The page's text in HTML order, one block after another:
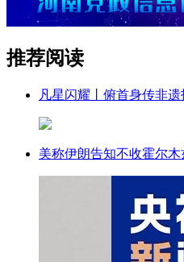
推荐阅读
凡星闪耀丨俯首身传非
美称伊朗告知不收霍尔